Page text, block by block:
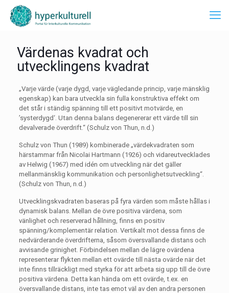
Värdenas kvadrat och
utvecklingens kvadrat
„Varje värde (varje dygd, varje vägledande princip, varje mänsklig
egenskap) kan bara utveckla sin fulla konstruktiva effekt om
det står i ständig spänning till ett positivt motvärde, en
’systerdygd‘. Utan denna balans degenererar ett värde till sin
devalverade överdrift.“ (Schulz von Thun, n.d.)
Schulz von Thun (1989) kombinerade „värdekvadraten som
härstammar från Nicolai Hartmann (1926) och vidareutvecklades
av Helwig (1967) med idén om utveckling när det gäller
mellanmänsklig kommunikation och personlighetsutveckling“.
(Schulz von Thun, n.d.)
Utvecklingskvadraten baseras på fyra värden som måste hållas i
dynamisk balans. Mellan de övre positiva värdena, som
vänlighet och reserverad hållning, finns en positiv
spänning/komplementär relation. Vertikalt mot dessa finns de
nedvärderande överdrifterna, såsom översvallande distans och
avvisande grinighet. Förbindelsen mellan de lägre ovärdena
representerar flykten mellan ett ovärde till nästa ovärde när det
inte finns tillräckligt med styrka för att arbeta sig upp till de övre
positiva värdena. Detta kan hända om ett ovärde, t.ex. en
översvallande distans, inte tas emot väl av den andra personen